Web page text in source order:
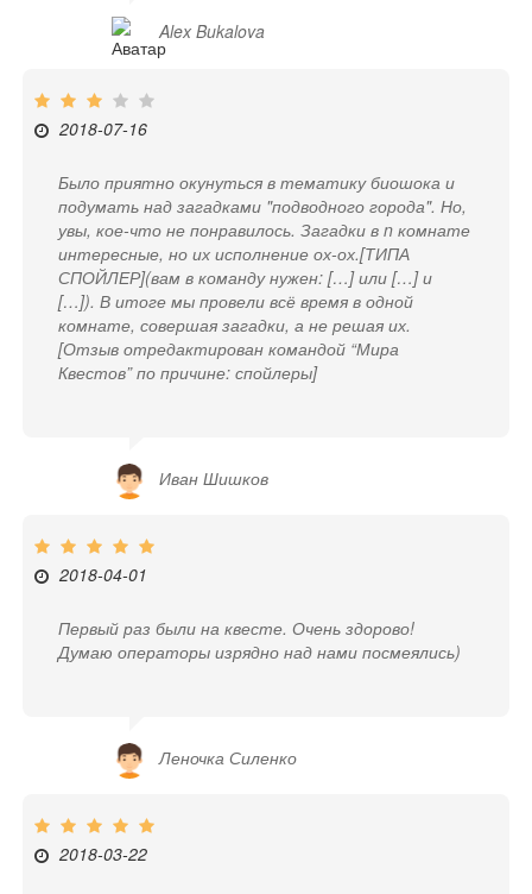
Alex Bukalova
2018-07-16
Было приятно окунуться в тематику биошока и
подумать над загадками "подводного города". Но,
увы, кое-что не понравилось. Загадки в n комнате
интересные, но их исполнение ох-ох.[ТИПА
СПОЙЛЕР](вам в команду нужен: […] или […] и
[…]). В итоге мы провели всё время в одной
комнате, совершая загадки, а не решая их.
[Отзыв отредактирован командой “Мира
Квестов” по причине: спойлеры]
Иван Шишков
2018-04-01
Первый раз были на квесте. Очень здорово!
Думаю операторы изрядно над нами посмеялись)
Леночка Силенко
2018-03-22